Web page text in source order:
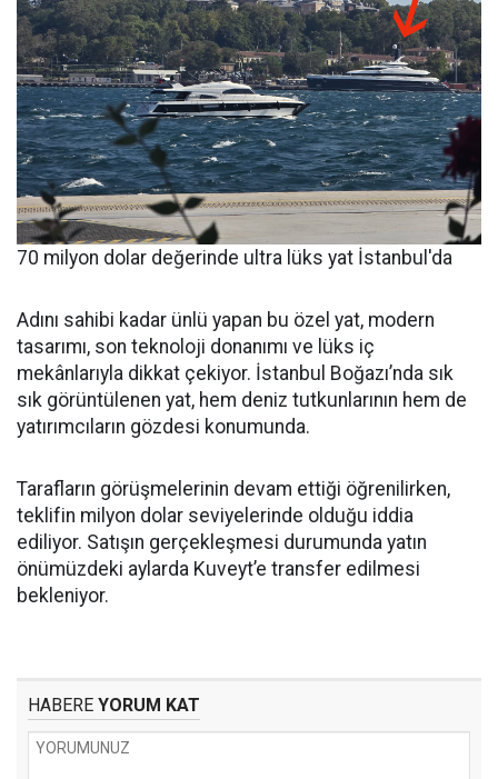
70 milyon dolar değerinde ultra lüks yat İstanbul'da
Adını sahibi kadar ünlü yapan bu özel yat, modern
tasarımı, son teknoloji donanımı ve lüks iç
mekânlarıyla dikkat çekiyor. İstanbul Boğazı’nda sık
sık görüntülenen yat, hem deniz tutkunlarının hem de
yatırımcıların gözdesi konumunda.
Tarafların görüşmelerinin devam ettiği öğrenilirken,
teklifin milyon dolar seviyelerinde olduğu iddia
ediliyor. Satışın gerçekleşmesi durumunda yatın
önümüzdeki aylarda Kuveyt’e transfer edilmesi
bekleniyor.
HABERE YORUM KAT